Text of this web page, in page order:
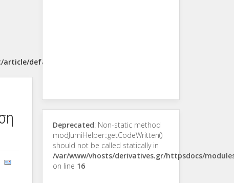
default.php
Deprecated: Non-static method
modJumiHelper::getCodeWritten()
should not be called statically in
/var/www/vhosts/derivatives.gr/httpsdocs/
on line 16